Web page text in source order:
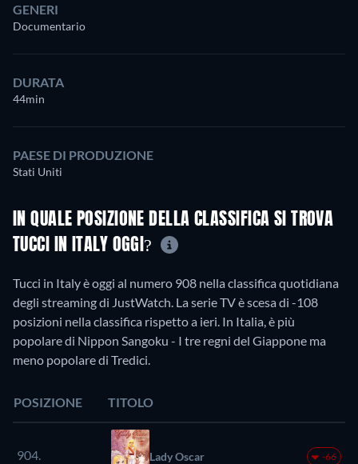
GENERI
Documentario
DURATA
44min
PAESE DI PRODUZIONE
Stati Uniti
IN QUALE POSIZIONE DELLA CLASSIFICA SI TROVA
TUCCI IN ITALY OGGI?
Tucci in Italy è oggi al numero 908 nella classifica quotidiana
degli streaming di JustWatch. La serie TV è scesa di -108
posizioni nella classifica rispetto a ieri. In Italia, è più
popolare di Nippon Sangoku - I tre regni del Giappone ma
meno popolare di Tredici.
POSIZIONE TITOLO
904. Lady Oscar -66